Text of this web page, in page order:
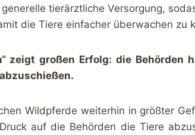
tierärztliche Versorgung,
die Tiere einfacher überwachen zu
zeigt großen Erfolg: die
Wildpferde weiterhin in größter
auf die Behörden die Tiere